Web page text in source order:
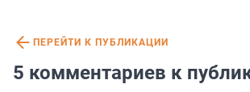
ПЕРЕЙТИ К ПУБЛИКАЦИИ
5 комментариев к